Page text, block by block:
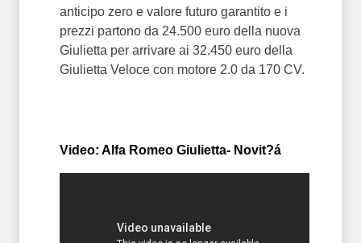
anticipo zero e valore futuro garantito e i
prezzi partono da 24.500 euro della nuova
Giulietta per arrivare ai 32.450 euro della
Giulietta Veloce con motore 2.0 da 170 CV.
Video: Alfa Romeo Giulietta- Novit?á